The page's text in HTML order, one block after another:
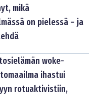
mikä
on pielessä – ja
woke-
ihastui
rotuaktivistiin,